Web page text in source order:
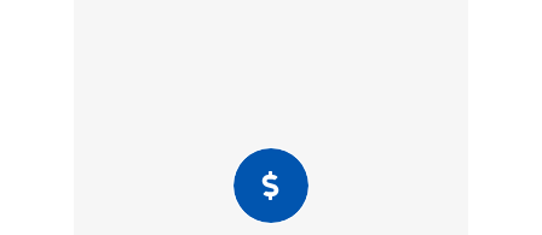
para recibir la confirmación de
aprobación.